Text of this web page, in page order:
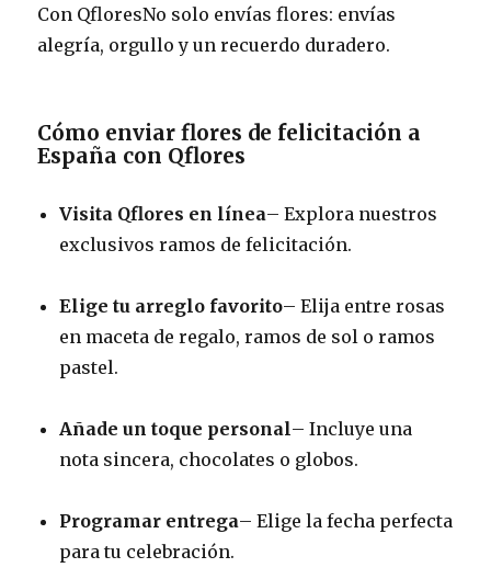
Con QfloresNo solo envías flores: envías
alegría, orgullo y un recuerdo duradero.
Cómo enviar flores de felicitación a
España con Qflores
Visita Qflores en línea– Explora nuestros
exclusivos ramos de felicitación.
Elige tu arreglo favorito– Elija entre rosas
en maceta de regalo, ramos de sol o ramos
pastel.
Añade un toque personal– Incluye una
nota sincera, chocolates o globos.
Programar entrega– Elige la fecha perfecta
para tu celebración.